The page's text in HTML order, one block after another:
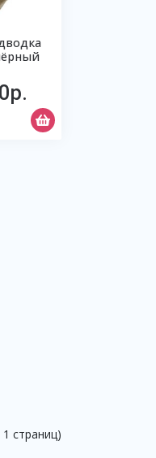
страниц)